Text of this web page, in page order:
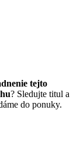
tejto
? Sledujte titul a
do ponuky.